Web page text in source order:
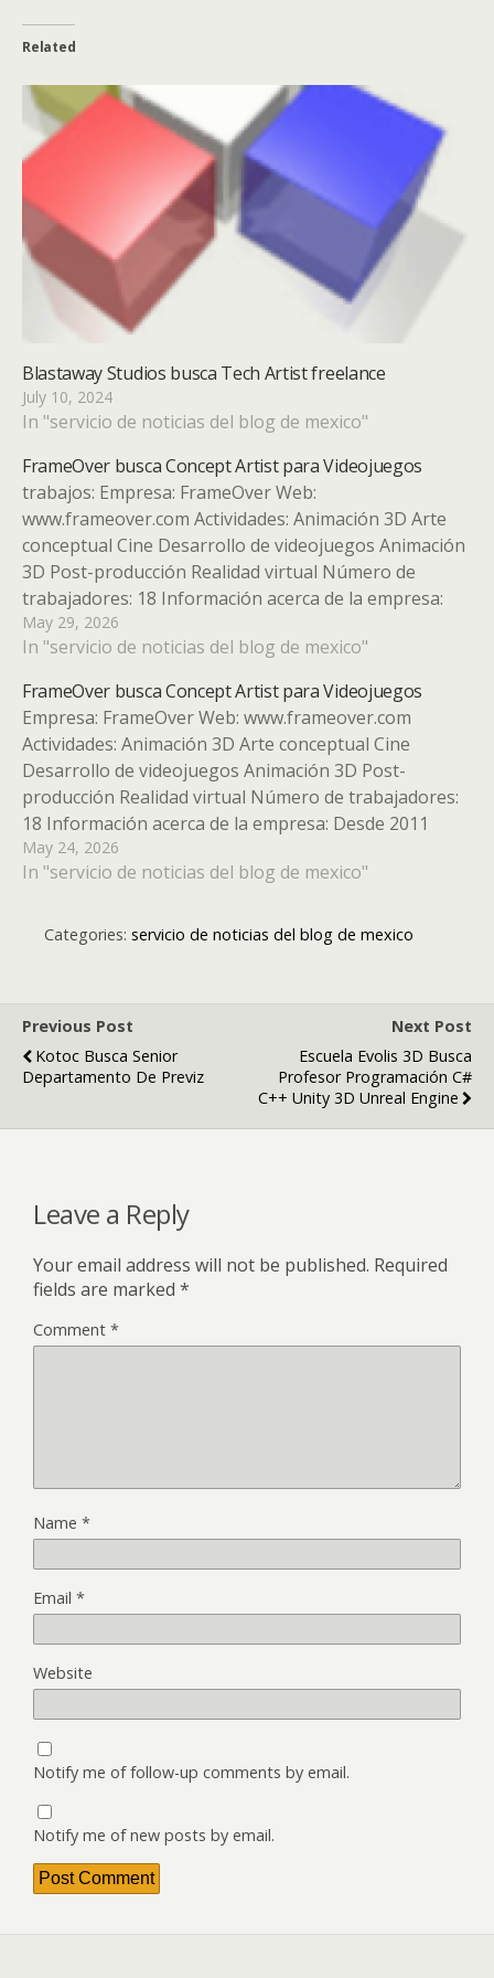
Related
Blastaway Studios busca Tech Artist freelance
July 10, 2024
In "servicio de noticias del blog de mexico"
FrameOver busca Concept Artist para Videojuegos
trabajos: Empresa: FrameOver Web:
www.frameover.com Actividades: Animación 3D Arte
conceptual Cine Desarrollo de videojuegos Animación
3D Post-producción Realidad virtual Número de
trabajadores: 18 Información acerca de la empresa:
Desde 2011 FrameOver realiza trabajos de Animación
y VFX para todo tipo de clientes y marcas. Desde hace
May 29, 2026
In "servicio de noticias del blog de mexico"
FrameOver busca Concept Artist para Videojuegos
Empresa: FrameOver Web: www.frameover.com
Actividades: Animación 3D Arte conceptual Cine
Desarrollo de videojuegos Animación 3D Post-
producción Realidad virtual Número de trabajadores:
18 Información acerca de la empresa: Desde 2011
FrameOver realiza trabajos de Animación y VFX para
todo tipo de clientes y marcas. Desde hace un año
May 24, 2026
In "servicio de noticias del blog de mexico"
Categories: servicio de noticias del blog de mexico
Previous Post
Kotoc Busca Senior
Departamento De Previz
Next Post
Escuela Evolis 3D Busca
Profesor Programación C#
C++ Unity 3D Unreal Engine
Leave a Reply
Your email address will not be published. Required
fields are marked *
Comment *
Name *
Email *
Website
Notify me of follow-up comments by email.
Notify me of new posts by email.